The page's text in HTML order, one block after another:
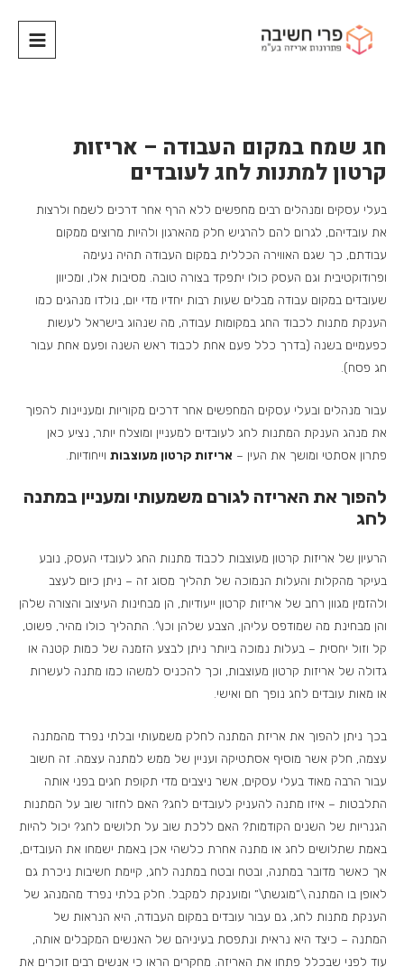
חג שמח במקום העבודה – אריזות
קרטון למתנות לחג לעובדים
בעלי עסקים ומנהלים רבים מחפשים ללא הרף אחר דרכים לשמח ולרצות
את עובדיהם, לגרום להם להרגיש חלק מהארגון ולהיות מרוצים ממקום
עבודתם, כך שגם האווירה הכללית במקום העבודה תהיה נעימה
ופרודוקטיבית וגם העסק כולו יתפקד בצורה טובה. מסיבות אלו, ומכיוון
שעובדים במקום עבודה מבלים שעות רבות יחדיו מדי יום, נולדו מנהגים כמו
הענקת מתנות לכבוד החג במקומות עבודה, מה שנהוג בישראל לעשות
כפעמיים בשנה (בדרך כלל פעם אחת לכבוד ראש השנה ופעם אחת עבור
חג פסח).
עבור מנהלים ובעלי עסקים המחפשים אחר דרכים מקוריות ומעניינות להפוך
את מנהג הענקת המתנות לחג לעובדים למעניין ומוצלח יותר, נציע כאן
פתרון אסתטי ומושך את העין – אריזות קרטון מעוצבות וייחודיות.
להפוך את האריזה לגורם משמעותי ומעניין במתנה
לחג
הרעיון של אריזות קרטון מעוצבות לכבוד מתנות החג לעובדי העסק, נובע
בעיקר מהקלות והעלות הנמוכה של תהליך מסוג זה – ניתן כיום לעצב
ולהזמין מגוון רחב של אריזות קרטון ייעודיות, הן מבחינות העיצוב והצורה שלהן
והן מבחינת מה שמודפס עליהן, הצבע שלהן וכו\’. התהליך כולו מהיר, פשוט,
קל וזול יחסית – בעלות נמוכה ביותר ניתן לבצע הזמנה של כמות קטנה או
גדולה של אריזות קרטון מעוצבות, וכך להכניס למשהו כמו מתנה לעשרות
או מאות עובדים לחג נופך חם ואישי.
בכך ניתן להפוך את אריזת המתנה לחלק משמעותי ובלתי נפרד מהמתנה
עצמה, חלק אשר מוסיף אסתטיקה ועניין של ממש למתנה עצמה. זה חשוב
עבור הרבה מאוד בעלי עסקים, אשר ניצבים מדי תקופת חגים בפני אותה
התלבטות – איזו מתנה להעניק לעובדים לחג? האם לחזור שוב על המתנות
הגנריות של השנים הקודמות? האם ללכת שוב על תלושים לחג? יכול להיות
באמת שתלושים לחג או מתנה אחרת כלשהי אכן באמת ישמחו את העובדים,
אך כאשר מדובר במתנה, ובטח ובטח במתנה לחג, קיימת חשיבות ניכרת גם
לאופן בו המתנה \”מוגשת\” ומוענקת למקבל. חלק בלתי נפרד מהמנהג של
הענקת מתנות לחג, גם עבור עובדים במקום העבודה, היא הנראות של
המתנה – כיצד היא נראית ונתפסת בעיניהם של האנשים המקבלים אותה,
עוד לפני שבכלל פתחו את האריזה. מחקרים הראו כי אנשים רבים זוכרים את